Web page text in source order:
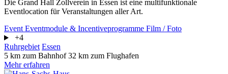
Die Grand Hall Zollverein in Essen ist eine multifunktionale
Eventlocation für Veranstaltungen aller Art.
Event Eventmodule & Incentiveprogramme Film / Foto
+4
Ruhrgebiet Essen
5 km zum Bahnhof32 km zum Flughafen
Mehr erfahren